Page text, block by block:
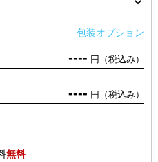
包装オプション
---- 円（税込み）
---- 円（税込み）
無料